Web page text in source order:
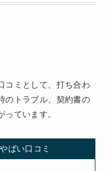
コミとして、打ち合わ
のトラブル、契約書の
ています。
ばい口コミ